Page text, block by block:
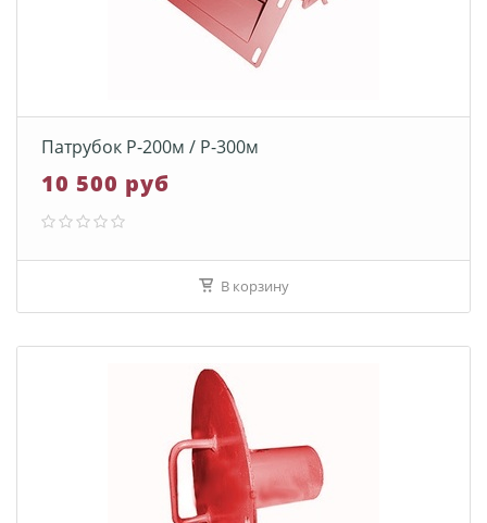
Патрубок Р-200м / Р-300м
10 500 руб
В корзину